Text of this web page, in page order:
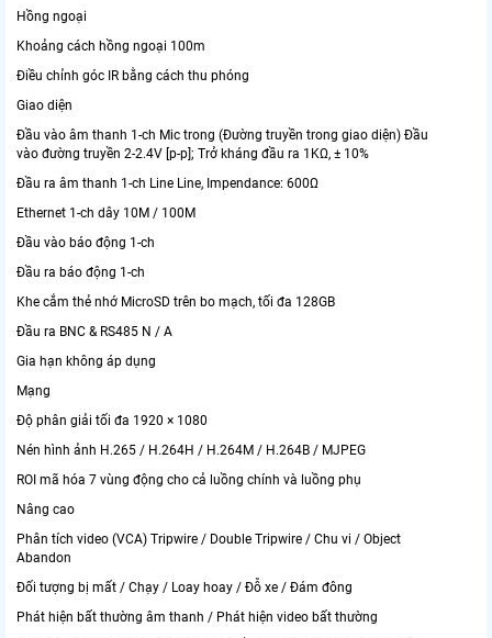
Hồng ngoại
Khoảng cách hồng ngoại 100m
Điều chỉnh góc IR bằng cách thu phóng
Giao diện
Đầu vào âm thanh 1-ch Mic trong (Đường truyền trong giao diện) Đầu
vào đường truyền 2-2.4V [p-p]; Trở kháng đầu ra 1KΩ, ± 10%
Đầu ra âm thanh 1-ch Line Line, Impendance: 600Ω
Ethernet 1-ch dây 10M / 100M
Đầu vào báo động 1-ch
Đầu ra báo động 1-ch
Khe cắm thẻ nhớ MicroSD trên bo mạch, tối đa 128GB
Đầu ra BNC & RS485 N / A
Gia hạn không áp dụng
Mạng
Độ phân giải tối đa 1920 × 1080
Nén hình ảnh H.265 / H.264H / H.264M / H.264B / MJPEG
ROI mã hóa 7 vùng động cho cả luồng chính và luồng phụ
Nâng cao
Phân tích video (VCA) Tripwire / Double Tripwire / Chu vi / Object
Abandon
Đối tượng bị mất / Chạy / Loay hoay / Đỗ xe / Đám đông
Phát hiện bất thường âm thanh / Phát hiện video bất thường